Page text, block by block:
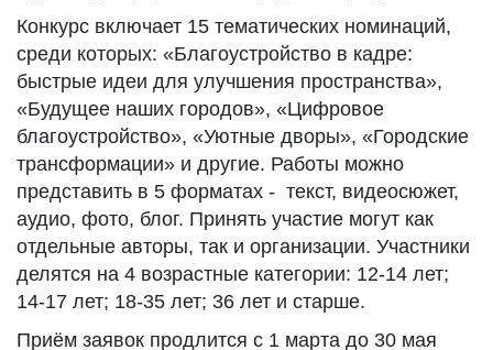
Конкурс включает 15 тематических номинаций,
среди которых: «Благоустройство в кадре:
быстрые идеи для улучшения пространства»,
«Будущее наших городов», «Цифровое
благоустройство», «Уютные дворы», «Городские
трансформации» и другие. Работы можно
представить в 5 форматах - текст, видеосюжет,
аудио, фото, блог. Принять участие могут как
отдельные авторы, так и организации. Участники
делятся на 4 возрастные категории: 12-14 лет;
14-17 лет; 18-35 лет; 36 лет и старше.
Приём заявок продлится с 1 марта до 30 мая